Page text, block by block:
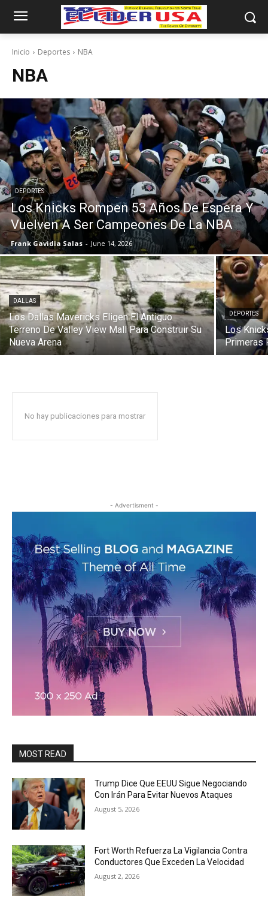
Inicio Deportes NBA
NBA
DEPORTES
Los Knicks Rompen 53 Años De Espera Y
Vuelven A Ser Campeones De La NBA
Frank Gavidia Salas - June 14, 2026
DALLAS
Los Dallas Mavericks Eligen El Antiguo
Terreno De Valley View Mall Para Construir Su
Nueva Arena
DEPORTES
Los
Primeras
No hay publicaciones para mostrar
- Advertisment -
MOST READ
Trump Dice Que EEUU Sigue Negociando
Con Irán Para Evitar Nuevos Ataques
August 5, 2026
Fort Worth Refuerza La Vigilancia Contra
Conductores Que Exceden La Velocidad
August 2, 2026